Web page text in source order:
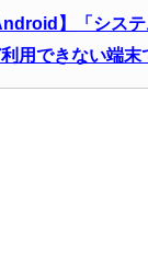
】「シス
用できない端